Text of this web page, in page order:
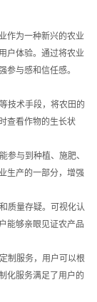
作为一种新兴的农业
户体验。通过将农业
参与感和信任感。
技术手段，将农田的
查看作物的生长状
参与到种植、施肥、
生产的一部分，增强
质量存疑。可视化认
能够亲眼见证农产品
制服务，用户可以根
化服务满足了用户的